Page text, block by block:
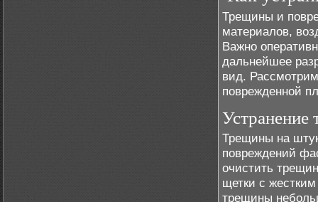
Трещины и
материалов,
Важно
дальнейшее
вид.
поврежденной
Устранение
Трещины на
повреждений
очистить
щетки с
трещины